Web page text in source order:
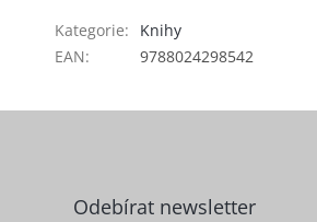
Kategorie:
Knihy
EAN: 9788024298542
Odebírat newsletter